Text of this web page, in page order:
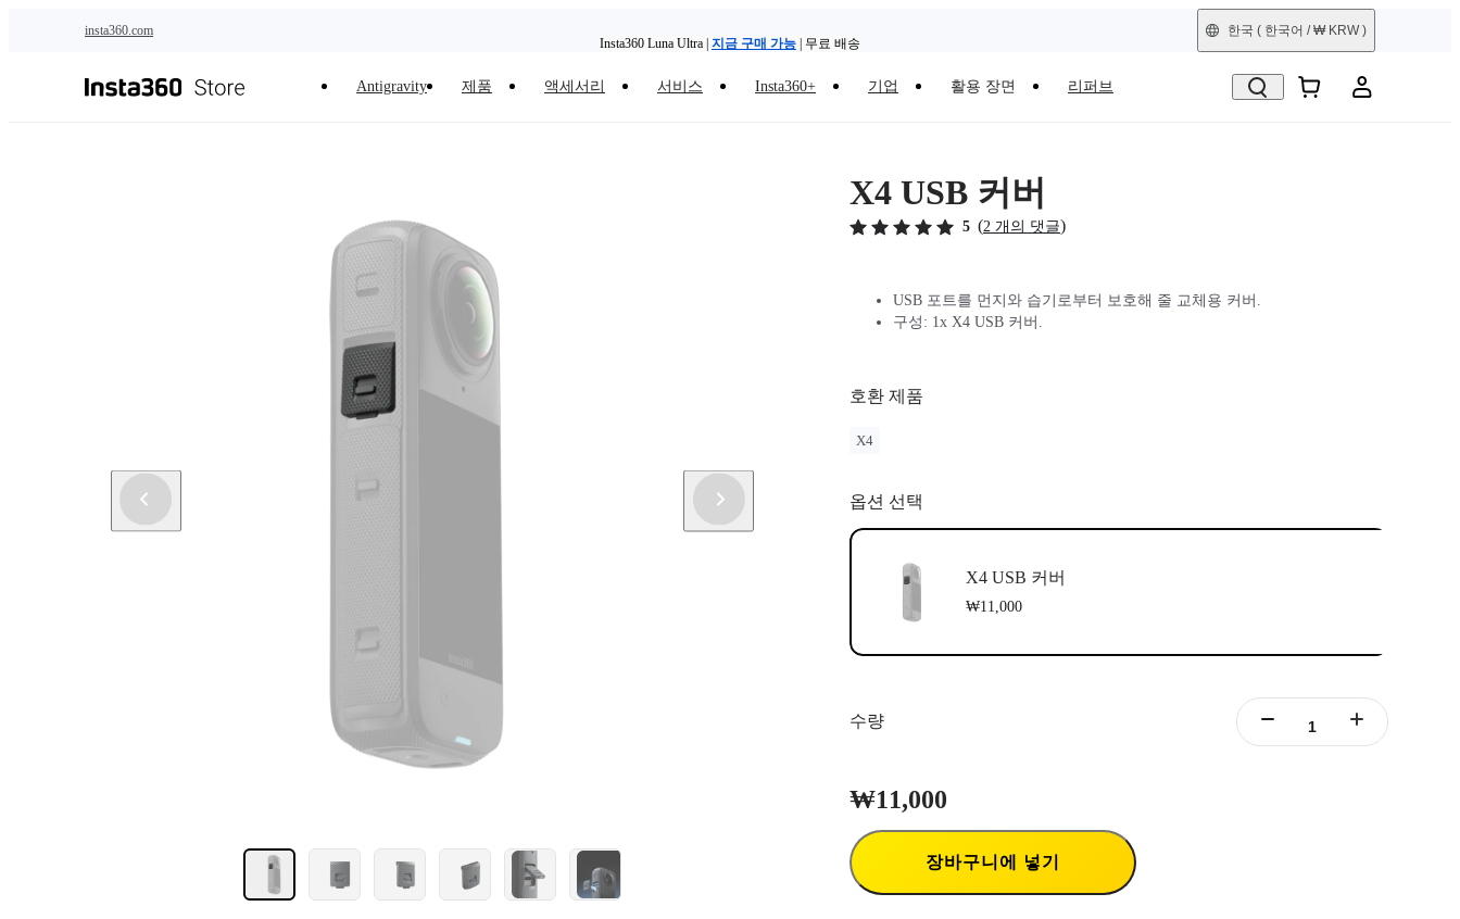
insta360.com
Insta360 Luna Ultra | 지금 구매 가능 | 무료 배송
한국 ( 한국어 / ₩ KRW )
Antigravity 제품 액세서리 서비스 Insta360+ 기업 활용 장면 리퍼브
X4 USB 커버
5 (2 개의 댓글)
USB 포트를 먼지와 습기로부터 보호해 줄 교체용 커버.
구성: 1x X4 USB 커버.
호환 제품
X4
옵션 선택
X4 USB 커버
₩11,000
수량
₩11,000
장바구니에 넣기